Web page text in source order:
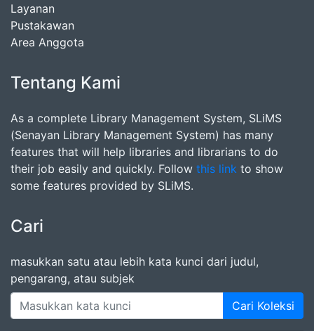
Layanan
Pustakawan
Area Anggota
Tentang Kami
As a complete Library Management System, SLiMS
(Senayan Library Management System) has many
features that will help libraries and librarians to do
their job easily and quickly. Follow this link to show
some features provided by SLiMS.
Cari
masukkan satu atau lebih kata kunci dari judul,
pengarang, atau subjek
Cari Koleksi